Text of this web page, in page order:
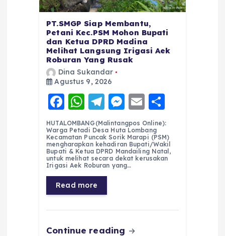
PT.SMGP Siap Membantu,
Petani Kec.PSM Mohon Bupati
dan Ketua DPRD Madina
Melihat Langsung Irigasi Aek
Roburan Yang Rusak
Dina Sukandar
Agustus 9, 2026
F
a
c
e
b
o
o
k
W
h
a
ts
A
p
p
T
el
e
g
r
a
m
M
e
ss
e
n
E
m
ai
l
h
a
re
HUTALOMBANG(Malintangpos Online):
Warga Petadi Desa Huta Lombang
Kecamatan Puncak Sorik Marapi (PSM)
mengharapkan kehadiran Bupati/Wakil
Bupati & Ketua DPRD Mandailing Natal,
untuk melihat secara dekat kerusakan
Irigasi Aek Roburan yang…
Read more
Continue reading